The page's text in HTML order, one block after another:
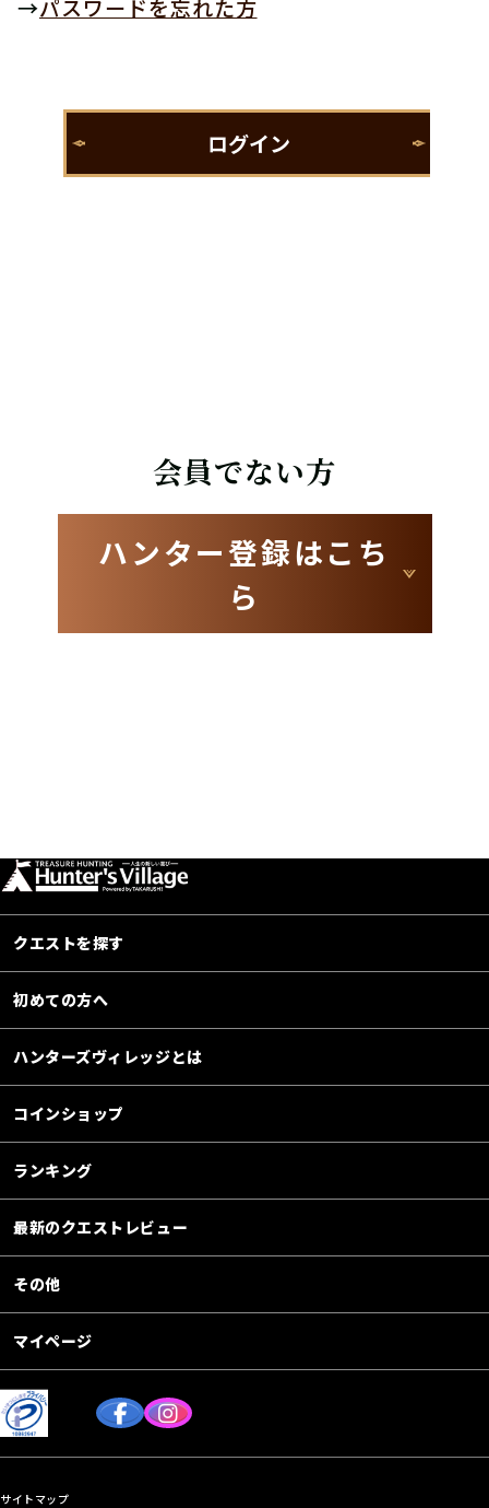
→パスワードを忘れた方
会員でない方
ハンター登録はこち
ら
クエストを探す
初めての方へ
ハンターズヴィレッジとは
コインショップ
ランキング
最新のクエストレビュー
その他
マイページ
サイトマップ